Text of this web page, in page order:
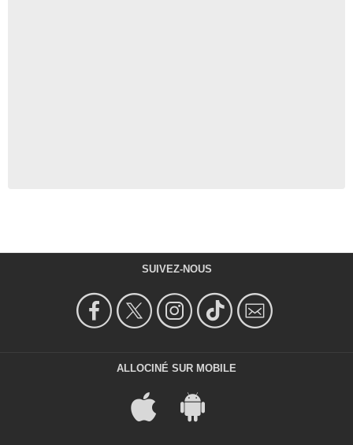
SUIVEZ-NOUS
ALLOCINÉ SUR MOBILE